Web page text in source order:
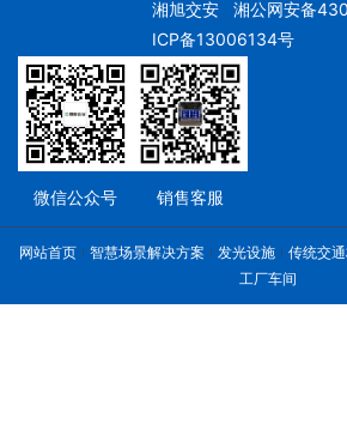
湘旭交安湘公网安备
ICP备13006134号
微信公众号 销售客服
网站首页 智慧场景解决方案 发光设施 传统交
工厂车间